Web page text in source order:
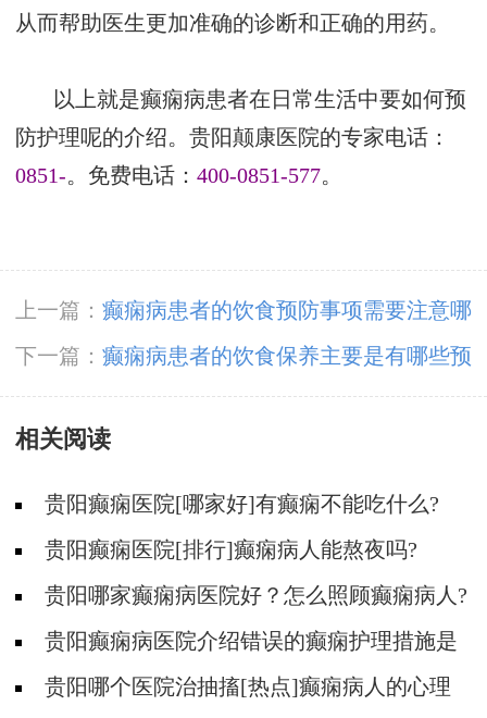
从而帮助医生更加准确的诊断和正确的用药。
以上就是癫痫病患者在日常生活中要如何预
防护理呢的介绍。贵阳颠康医院的专家电话：
0851-。免费电话： 400-0851-577。
上一篇： 癫痫病患者的饮食预防事项需要注意哪
些呢
下一篇： 癫痫病患者的饮食保养主要是有哪些预
防方法
相关阅读
贵阳癫痫医院[哪家好]有癫痫不能吃什么?
贵阳癫痫医院[排行]癫痫病人能熬夜吗?
贵阳哪家癫痫病医院好？怎么照顾癫痫病人?
贵阳癫痫病医院介绍错误的癫痫护理措施是
哪些？
贵阳哪个医院治抽搐[热点]癫痫病人的心理